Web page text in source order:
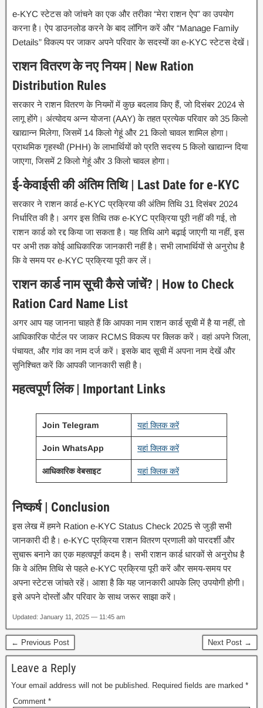
e-KYC स्टेटस को जांचने का एक और तरीका “मेरा राशन ऐप” का उपयोग
करना है। ऐप डाउनलोड करने के बाद लॉगिन करें और “Manage Family
Details” विकल्प पर जाकर अपने परिवार के सदस्यों का e-KYC स्टेटस देखें।
राशन वितरण के नए नियम | New Ration
Distribution Rules
सरकार ने राशन वितरण के नियमों में कुछ बदलाव किए हैं, जो दिसंबर 2024 से
लागू होंगे। अंत्योदय अन्न योजना (AAY) के तहत प्रत्येक परिवार को 35 किलो
खाद्यान्न मिलेगा, जिसमें 14 किलो गेहूं और 21 किलो चावल शामिल होगा।
प्राथमिक गृहस्थी (PHH) के लाभार्थियों को प्रति सदस्य 5 किलो खाद्यान्न दिया
जाएगा, जिसमें 2 किलो गेहूं और 3 किलो चावल होगा।
ई-केवाईसी की अंतिम तिथि | Last Date for e-KYC
सरकार ने राशन कार्ड e-KYC प्रक्रिया की अंतिम तिथि 31 दिसंबर 2024
निर्धारित की है। अगर इस तिथि तक e-KYC प्रक्रिया पूरी नहीं की गई, तो
राशन कार्ड को रद्द किया जा सकता है। यह तिथि आगे बढ़ाई जाएगी या नहीं, इस
पर अभी तक कोई आधिकारिक जानकारी नहीं है। सभी लाभार्थियों से अनुरोध है
कि वे समय पर e-KYC प्रक्रिया पूरी कर लें।
राशन कार्ड नाम सूची कैसे जांचें? | How to Check
Ration Card Name List
अगर आप यह जानना चाहते हैं कि आपका नाम राशन कार्ड सूची में है या नहीं, तो
आधिकारिक पोर्टल पर जाकर RCMS विकल्प पर क्लिक करें। वहां अपने जिला,
पंचायत, और गांव का नाम दर्ज करें। इसके बाद सूची में अपना नाम देखें और
सुनिश्चित करें कि आपकी जानकारी सही है।
महत्वपूर्ण लिंक | Important Links
Join Telegram यहां क्लिक करें
Join WhatsApp यहां क्लिक करें
आधिकारिक वेबसाइट यहां क्लिक करें
निष्कर्ष | Conclusion
इस लेख में हमने Ration e-KYC Status Check 2025 से जुड़ी सभी
जानकारी दी है। e-KYC प्रक्रिया राशन वितरण प्रणाली को पारदर्शी और
सुचारू बनाने का एक महत्वपूर्ण कदम है। सभी राशन कार्ड धारकों से अनुरोध है
कि वे अंतिम तिथि से पहले e-KYC प्रक्रिया पूरी करें और समय-समय पर
अपना स्टेटस जांचते रहें। आशा है कि यह जानकारी आपके लिए उपयोगी होगी।
इसे अपने दोस्तों और परिवार के साथ जरूर साझा करें।
Updated: January 11, 2025 — 11:45 am
← Previous Post Next Post →
Leave a Reply
Your email address will not be published. Required fields are marked *
Comment *